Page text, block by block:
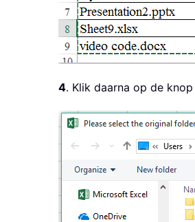
4. Klik daarna op de knop